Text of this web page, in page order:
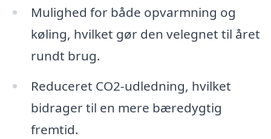
Mulighed for både opvarmning og
køling, hvilket gør den velegnet til året
rundt brug.
Reduceret CO2-udledning, hvilket
bidrager til en mere bæredygtig
fremtid.